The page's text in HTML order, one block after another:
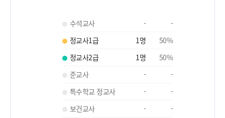
수석교사 -
-
정교사1급
1명 50%
정교사2급
1명 50%
준교사
-
-
특수학교 정교사
-
-
보건교사
-
-